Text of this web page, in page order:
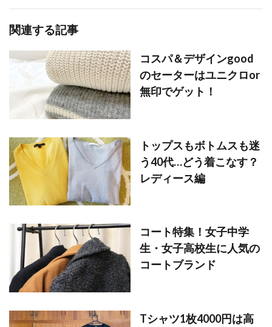
関連する記事
コスパ＆デザインgood
のセーターはユニクロor
無印でゲット！
トップスもボトムスも迷
う40代…どう着こなす？
レディース編
コート特集！女子中学
生・女子高校生に人気の
コートブランド
Tシャツ1枚4000円は高